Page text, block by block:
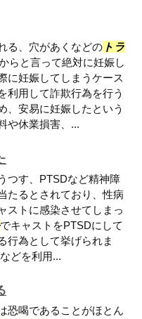
る、穴があくなどの トラ
らと言って絶対に妊娠し
に妊娠してしまうケース
利用して詐欺行為を行う
、安易に妊娠したという
や休業損害、...
つす、PTSDなど精神障
たるとされており、性病
ストに感染させてしまっ
でキャストをPTSDにして
行為として挙げられま
どを利用...
恐喝であることがほとん